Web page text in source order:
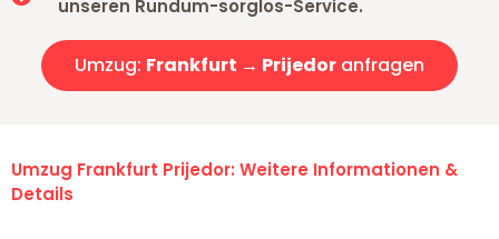
unseren Rundum-sorglos-Service.
Umzug: Frankfurt → Prijedor anfragen
Umzug Frankfurt Prijedor: Weitere Informationen &
Details